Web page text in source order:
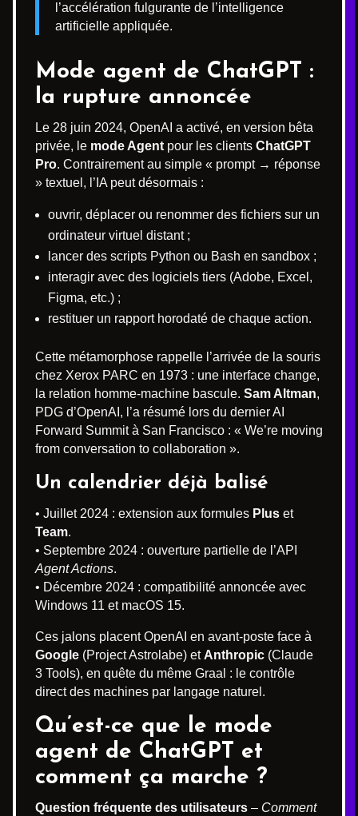
l’accélération fulgurante de l’intelligence
artificielle appliquée.
Mode agent de ChatGPT :
la rupture annoncée
Le 28 juin 2024, OpenAI a activé, en version bêta
privée, le mode Agent pour les clients ChatGPT
Pro. Contrairement au simple « prompt → réponse
» textuel, l’IA peut désormais :
ouvrir, déplacer ou renommer des fichiers sur un
ordinateur virtuel distant ;
lancer des scripts Python ou Bash en sandbox ;
interagir avec des logiciels tiers (Adobe, Excel,
Figma, etc.) ;
restituer un rapport horodaté de chaque action.
Cette métamorphose rappelle l’arrivée de la souris
chez Xerox PARC en 1973 : une interface change,
la relation homme-machine bascule. Sam Altman,
PDG d’OpenAI, l’a résumé lors du dernier AI
Forward Summit à San Francisco : « We’re moving
from conversation to collaboration ».
Un calendrier déjà balisé
• Juillet 2024 : extension aux formules Plus et
Team.
• Septembre 2024 : ouverture partielle de l’API
Agent Actions.
• Décembre 2024 : compatibilité annoncée avec
Windows 11 et macOS 15.
Ces jalons placent OpenAI en avant-poste face à
Google (Project Astrolabe) et Anthropic (Claude
3 Tools), en quête du même Graal : le contrôle
direct des machines par langage naturel.
Qu’est-ce que le mode
agent de ChatGPT et
comment ça marche ?
Question fréquente des utilisateurs – Comment